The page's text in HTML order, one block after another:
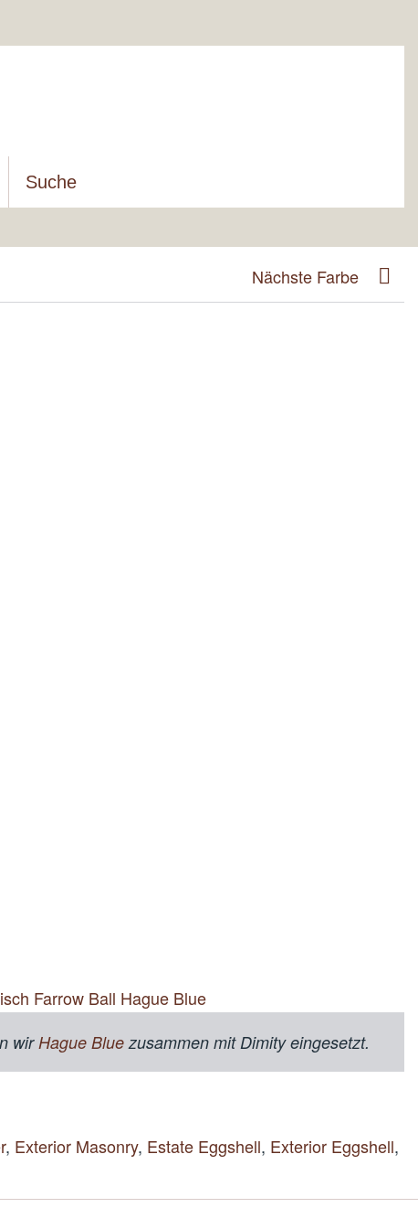
Suche
Nächste Farbe
wirHague Bluezusammen mit Dimity eingesetzt.
, Exterior Masonry, Estate Eggshell, Exterior Eggshell,